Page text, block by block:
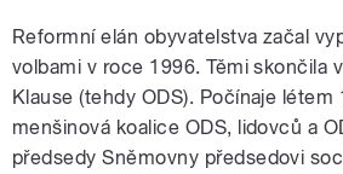
Reformní elán obyvatelstva začal
volbami v roce 1996. Těmi skončila
Klause (tehdy ODS). Počínaje
menšinová koalice ODS, lidovců a
předsedy Sněmovny předsedovi